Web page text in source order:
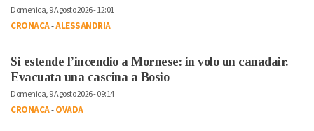
Domenica, 9 Agosto 2026 - 12:01
CRONACA-ALESSANDRIA
Si estende l’incendio a Mornese: in volo un canadair.
Evacuata una cascina a Bosio
Domenica, 9 Agosto 2026 - 09:14
CRONACA-OVADA